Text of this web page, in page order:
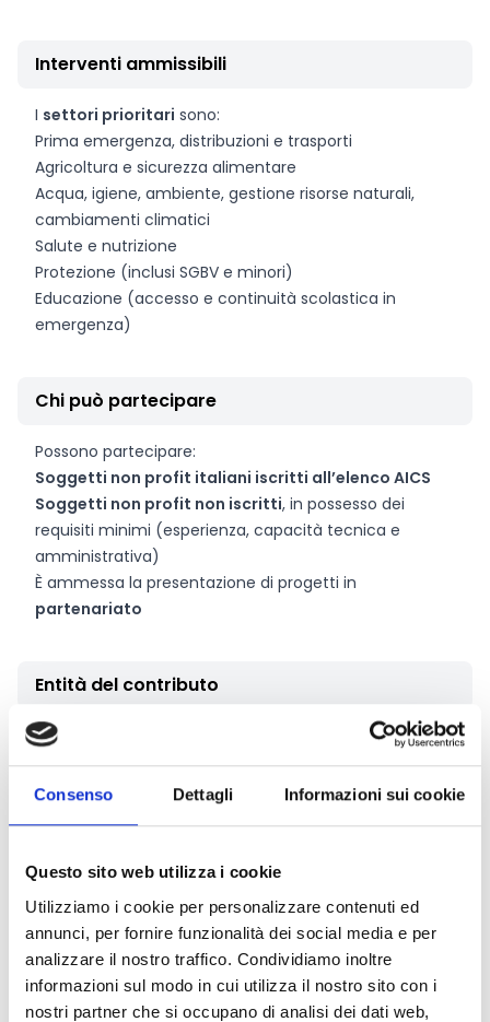
Consenso Dettagli Informazioni sui cookie
Questo sito web utilizza i cookie
Utilizziamo i cookie per personalizzare contenuti ed
annunci, per fornire funzionalità dei social media e per
analizzare il nostro traffico. Condividiamo inoltre
informazioni sul modo in cui utilizza il nostro sito con i
nostri partner che si occupano di analisi dei dati web,
Interventi ammissibili
I settori prioritari sono:
Prima emergenza, distribuzioni e trasporti
Agricoltura e sicurezza alimentare
Acqua, igiene, ambiente, gestione risorse naturali,
cambiamenti climatici
Salute e nutrizione
Protezione (inclusi SGBV e minori)
Educazione (accesso e continuità scolastica in
emergenza)
Chi può partecipare
Possono partecipare:
Soggetti non profit italiani iscritti all’elenco AICS
Soggetti non profit non iscritti, in possesso dei
requisiti minimi (esperienza, capacità tecnica e
amministrativa)
È ammessa la presentazione di progetti in
partenariato
Entità del contributo
La dotazione finanziaria complessiva ammonta a
2.500.000 Euro. L’importo sarà assegnato sotto forma
dicontributo a fondo perduto
alle OSC selezionate. Il
un solo soggetto non profit o progetti congiunti
Link e Documenti